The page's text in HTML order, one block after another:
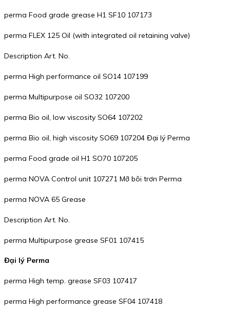
perma Food grade grease H1 SF10 107173
perma FLEX 125 Oil (with integrated oil retaining valve)
Description Art. No.
perma High performance oil SO14 107199
perma Multipurpose oil SO32 107200
perma Bio oil, low viscosity SO64 107202
perma Bio oil, high viscosity SO69 107204 Đại lý Perma
perma Food grade oil H1 SO70 107205
perma NOVA Control unit 107271 Mỡ bôi trơn Perma
perma NOVA 65 Grease
Description Art. No.
perma Multipurpose grease SF01 107415
Đại lý Perma
perma High temp. grease SF03 107417
perma High performance grease SF04 107418